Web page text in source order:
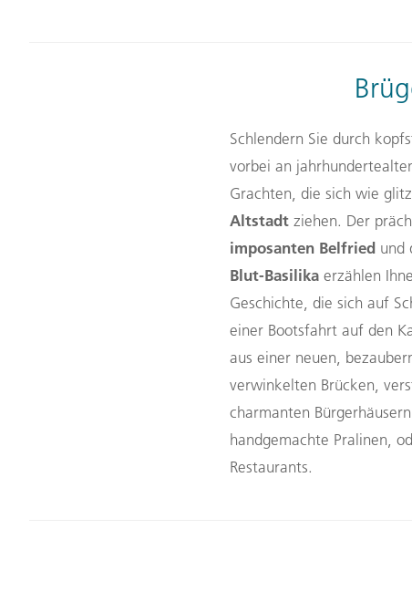
Schlendern Sie durch
vorbei an
Grachten, die sich wie
Altstadt ziehen. Der
imposanten Belfried und
Blut-Basilika erzählen
Geschichte, die sich auf
einer Bootsfahrt auf den
aus einer neuen,
verwinkelten Brücken,
charmanten
handgemachte Pralinen,
Restaurants.